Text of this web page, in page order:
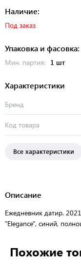
Наличие:
Под заказ
Упаковка и фасовка:
Мин. партия: 1 шт
Характеристики
Бренд
Код товара
Все характеристики
Описание
Ежедневник датир.
"Elegance", синий,
Похожие